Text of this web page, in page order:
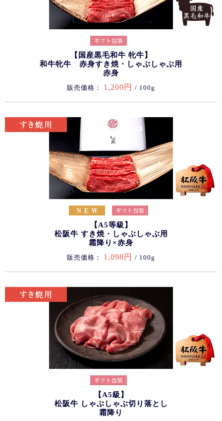
【国産黒毛和牛 牝牛】
和牛牝牛 赤身すき焼・しゃぶしゃぶ用
赤身
販売価格： 1,200円 / 100g
【A5等級】
松阪牛 すき焼・しゃぶしゃぶ用
霜降り×赤身
販売価格： 1,098円 / 100g
【A5級】
松阪牛 しゃぶしゃぶ切り落とし
霜降り